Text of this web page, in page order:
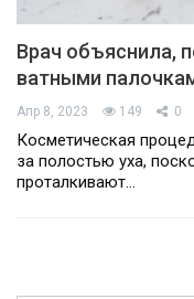
Врач объяснила,
ватными
Апр 8, 2023 149 0
Косметическая
за полостью уха,
проталкивают…